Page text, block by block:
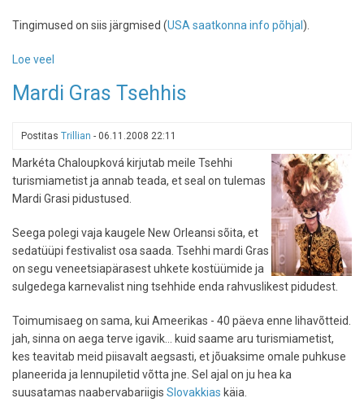
Tingimused on siis järgmised (USA saatkonna info põhjal ).
Loe veel
novembrist
viisavabalt
Mardi Gras Tsehhis
Postitas Trillian - 06.11.2008 22:11
Markéta Chaloupková kirjutab meile Tsehhi
turismiametist ja annab teada, et seal on tulemas
Mardi Grasi pidustused.
Seega polegi vaja kaugele New Orleansi sõita, et
sedatüüpi festivalist osa saada. Tsehhi mardi Gras
on segu veneetsiapärasest uhkete kostüümide ja
sulgedega karnevalist ning tsehhide enda rahvuslikest pidudest.
Toimumisaeg on sama, kui Ameerikas - 40 päeva enne lihavõtteid.
jah, sinna on aega terve igavik... kuid saame aru turismiametist,
kes teavitab meid piisavalt aegsasti, et jõuaksime omale puhkuse
planeerida ja lennupiletid võtta jne. Sel ajal on ju hea ka
suusatamas naabervabariigis Slovakkias käia.